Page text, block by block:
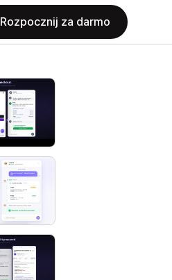
Rozpocznij za darmo